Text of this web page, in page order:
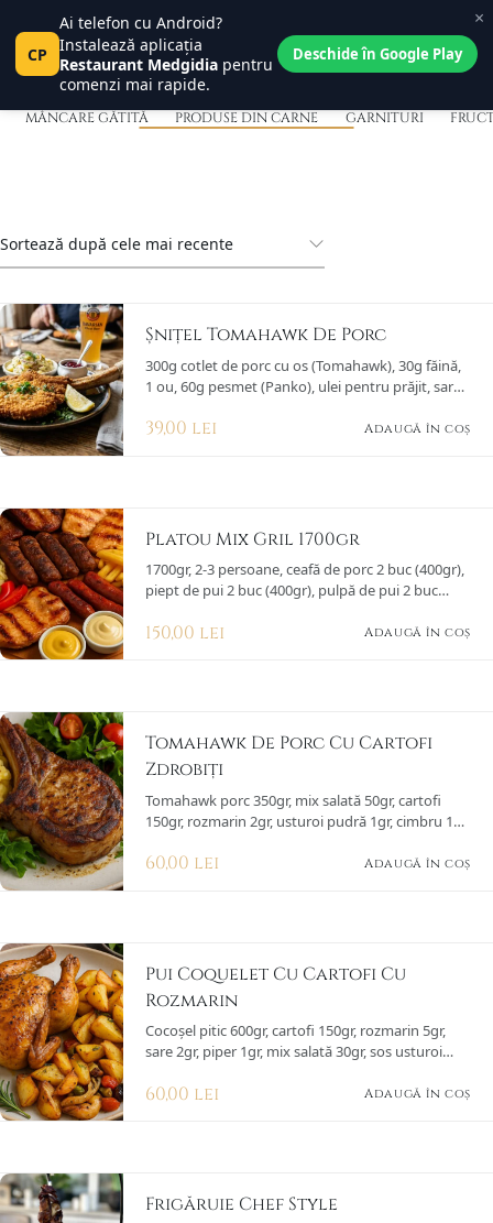
Central Place
Tanța și Costel
0
Pct 0
Produse Din carne
MÂNCARE GĂTITĂ PRODUSE DIN CARNE GARNITURI
Șnițel Tomahawk De Porc
300g cotlet de porc cu os (Tomahawk), 30g făină,
1 ou, 60g pesmet (Panko), ulei pentru prăjit, sare,
39,00 lei Adaugă în coș
Platou Mix Gril 1700gr
1700gr, 2-3 persoane, ceafă de porc 2 buc (400gr),
piept de pui 2 buc (400gr), pulpă de pui 2 buc
(200gr), murături (100gr), muștar (50gr), cartofi
150,00 lei Adaugă în coș
Tomahawk De Porc Cu Cartofi
Zdrobiți
Tomahawk porc 350gr, mix salată 50gr, cartofi
150gr, rozmarin 2gr, usturoi pudră 1gr, cimbru 1gr,
(pătrunjel, ardei iute, usturoi, ulei măsline, zeamă
60,00 lei Adaugă în coș
Pui Coquelet Cu Cartofi Cu
Rozmarin
Cocoșel pitic 600gr, cartofi 150gr, rozmarin 5gr,
sare 2gr, piper 1gr, mix salată 30gr, sos usturoi
piper)
60,00 lei Adaugă în coș
Frigăruie Chef Style
×
CP
Ai telefon cu Android?
Instalează aplicația
Restaurant Medgidia pentru
comenzi mai rapide.
Deschide în Google Play